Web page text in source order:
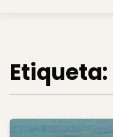
Etiqueta: